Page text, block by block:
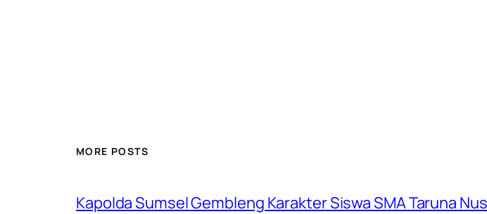
MORE POSTS
Kapolda Sumsel Gembleng Karakter Siswa SMA Taruna